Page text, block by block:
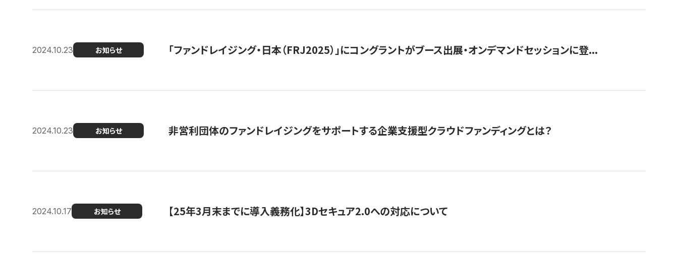
2024.10.23 お知らせ 「ファンドレイジング・日本（FRJ2025）」にコングラントがブース出展・オンデマンドセッションに登...
2024.10.23 お知らせ 非営利団体のファンドレイジングをサポートする企業支援型クラウドファンディングとは？
2024.10.17 お知らせ 【25年3月末までに導入義務化】3Dセキュア2.0への対応について